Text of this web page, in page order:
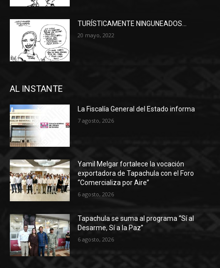
TURÍSTICAMENTE NINGUNEADOS…
20 mayo, 2022
AL INSTANTE
La Fiscalía General del Estado informa
7 agosto, 2026
Yamil Melgar fortalece la vocación
exportadora de Tapachula con el Foro
“Comercializa por Aire”
6 agosto, 2026
Tapachula se suma al programa “Sí al
Desarme, Sí a la Paz”
6 agosto, 2026